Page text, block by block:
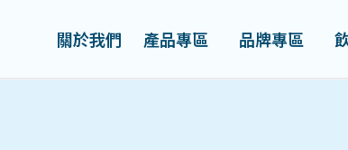
關於我們 產品專區 品牌專區